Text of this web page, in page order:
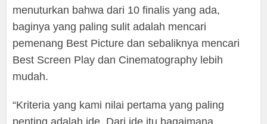
menuturkan bahwa dari 10 finalis yang ada,
baginya yang paling sulit adalah mencari
pemenang Best Picture dan sebaliknya mencari
Best Screen Play dan Cinematography lebih
mudah.
“Kriteria yang kami nilai pertama yang paling
penting adalah ide. Dari ide itu bagaimana